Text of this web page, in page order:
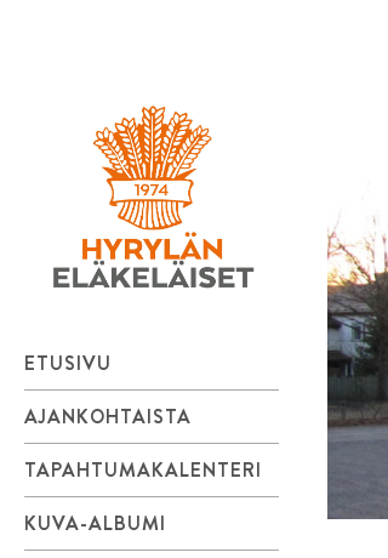
Eläkeläiset
ry
ETUSIVU
AJANKOHTAISTA
TAPAHTUMAKALENTERI
KUVA-ALBUMI